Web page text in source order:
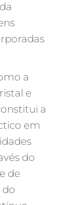
a
e
a
em
do
de
do